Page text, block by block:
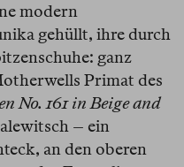
modern
gehüllt, ihre durch
ganz
Primat des
No. 161 in Beige and
– ein
an den oberen